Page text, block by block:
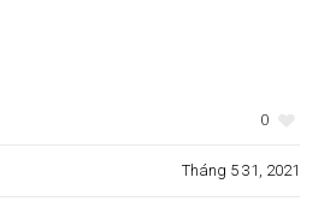
0
Tháng 5 31, 2021